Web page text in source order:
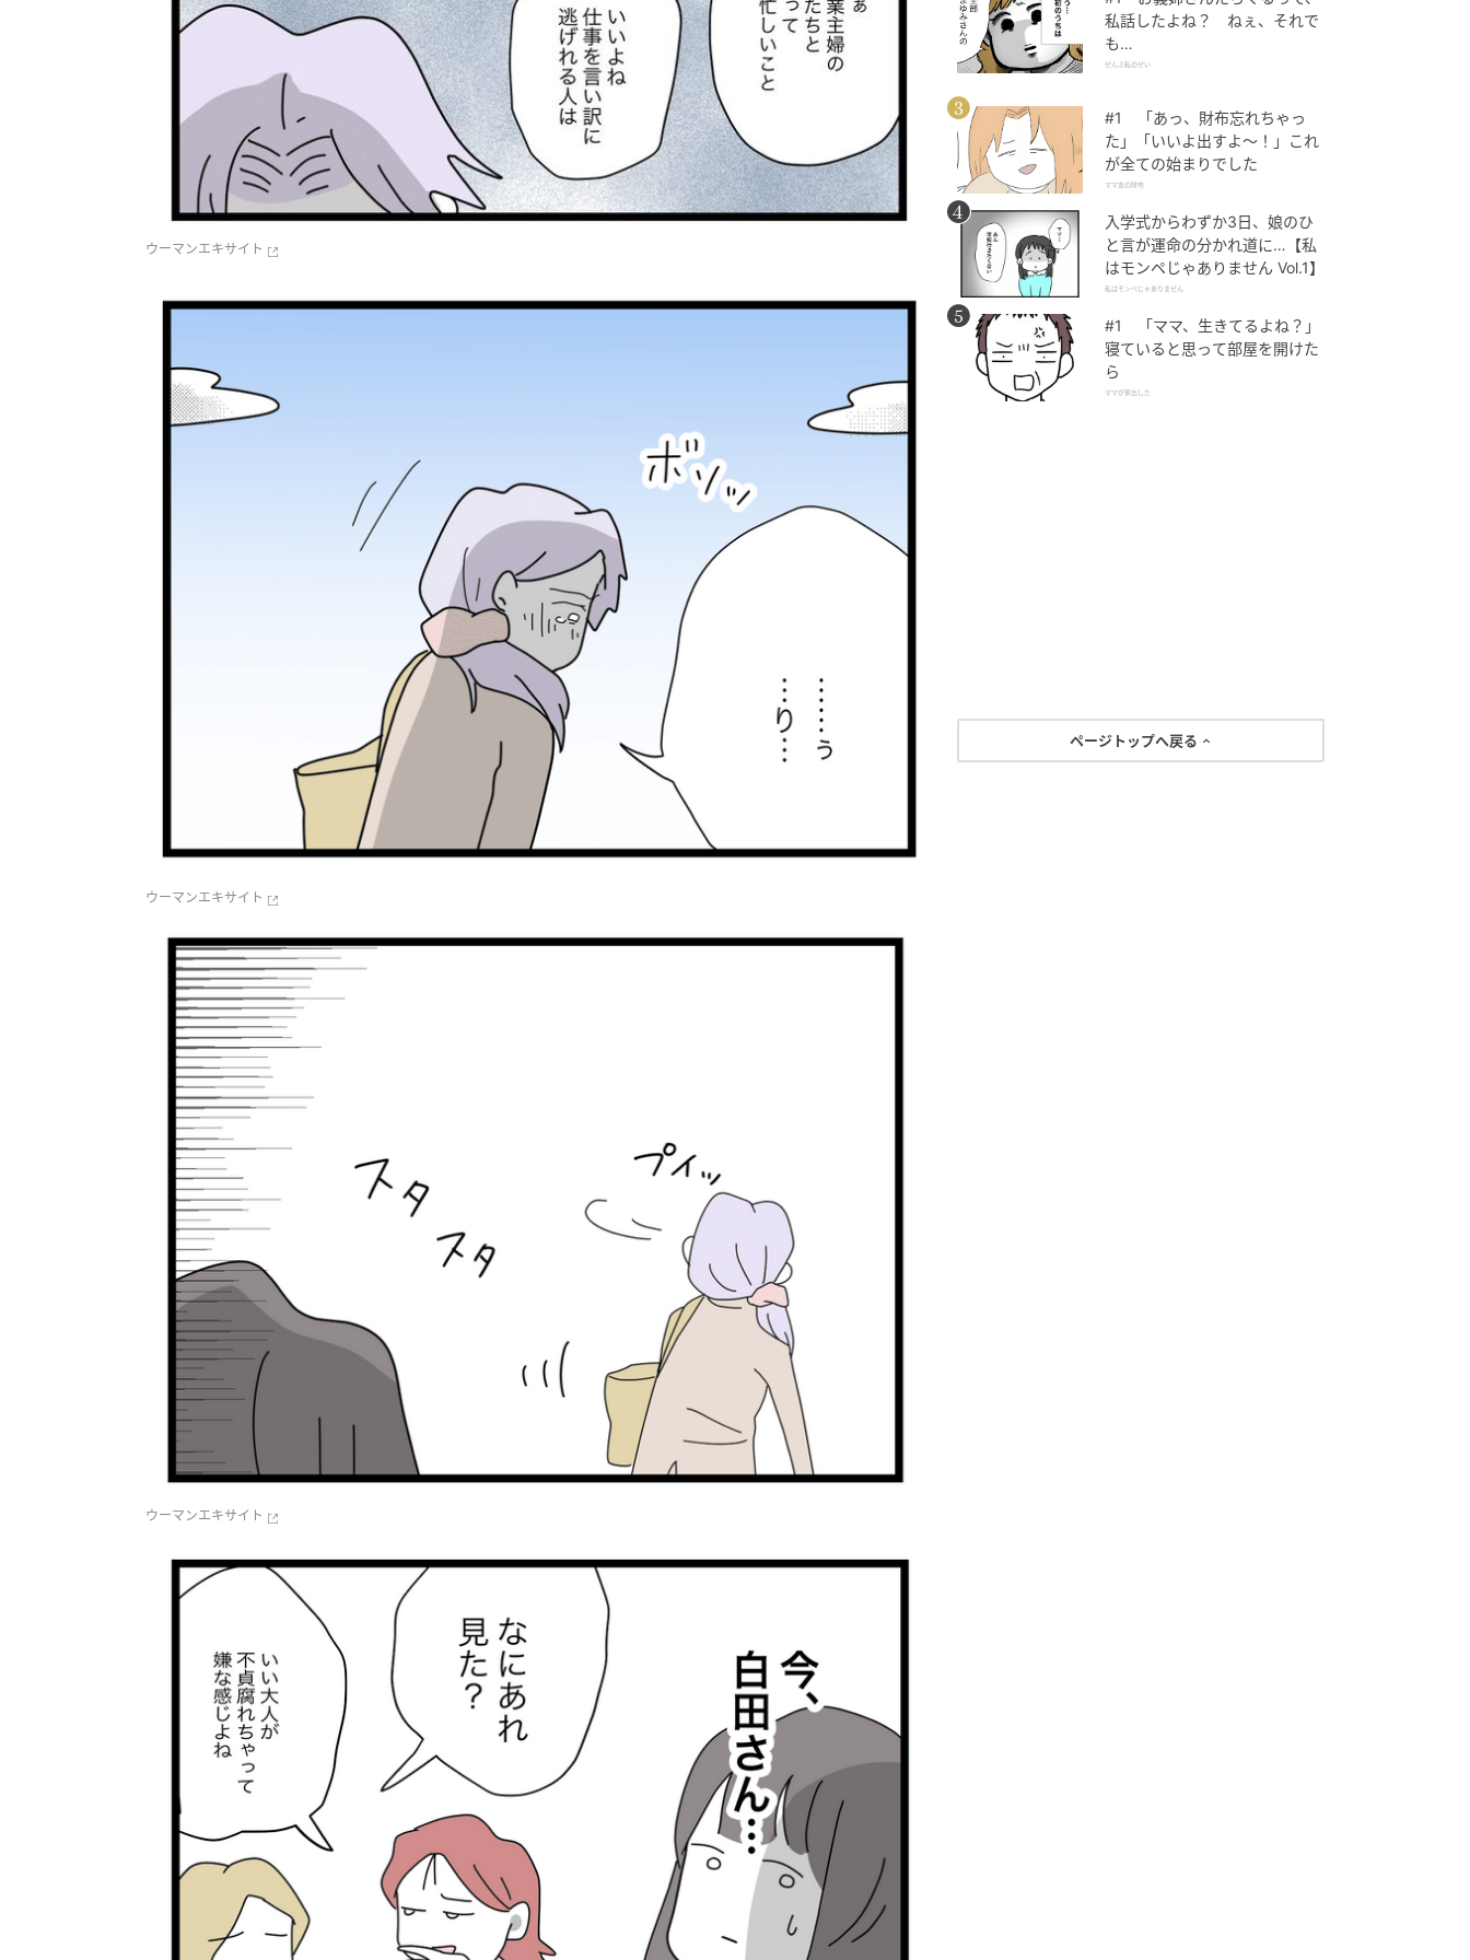
ウーマンエキサイト
ウーマンエキサイト
ウーマンエキサイト
私話したよね？ ねぇ、それで
も…
ぜんぶ私のせい
#1 「あっ、財布忘れちゃっ
た」「いいよ出すよ〜！」これ
が全ての始まりでした
ママ友の財布
入学式からわずか3日、娘のひ
と言が運命の分かれ道に…【私
はモンペじゃありません Vol.1】
私はモンペじゃありません
#1 「ママ、生きてるよね？」
寝ていると思って部屋を開けた
ら
ママが家出した
ページトップへ戻る